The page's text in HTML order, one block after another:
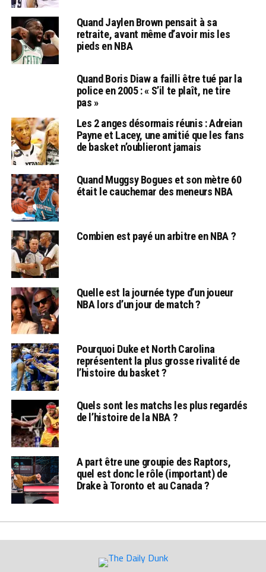
Quand Jaylen Brown pensait à sa
retraite, avant même d’avoir mis les
pieds en NBA
Quand Boris Diaw a failli être tué par la
police en 2005 : « S’il te plaît, ne tire
pas »
Les 2 anges désormais réunis : Adreian
Payne et Lacey, une amitié que les fans
de basket n’oublieront jamais
Quand Muggsy Bogues et son mètre 60
était le cauchemar des meneurs NBA
Combien est payé un arbitre en NBA ?
Quelle est la journée type d’un joueur
NBA lors d’un jour de match ?
Pourquoi Duke et North Carolina
représentent la plus grosse rivalité de
l’histoire du basket ?
Quels sont les matchs les plus regardés
de l’histoire de la NBA ?
A part être une groupie des Raptors,
quel est donc le rôle (important) de
Drake à Toronto et au Canada ?